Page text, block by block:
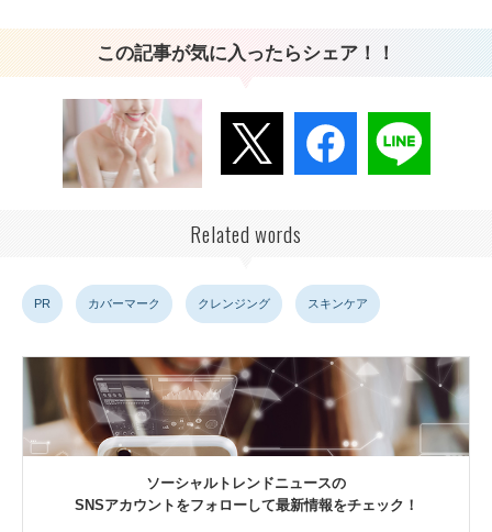
この記事が気に入ったらシェア！！
Related words
PR カバーマーク クレンジング スキンケア
ソーシャルトレンドニュースの
SNSアカウントをフォローして最新情報をチェック！